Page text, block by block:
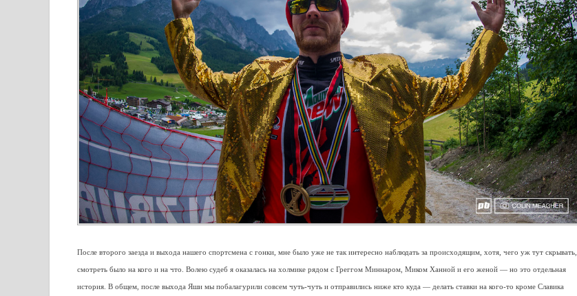
После второго заезда и выхода нашего спортсмена с гонки, мне было уже не так интересно наблюдать за происходящим, хотя, чего уж тут скрывать,
смотреть было на кого и на что. Волею судеб я оказалась на холмике рядом с Греггом Миннаром, Миком Ханной и его женой — но это отдельная
история. В общем, после выхода Яши мы побалагурили совсем чуть-чуть и отправились ниже кто куда — делать ставки на кого-то кроме Славика